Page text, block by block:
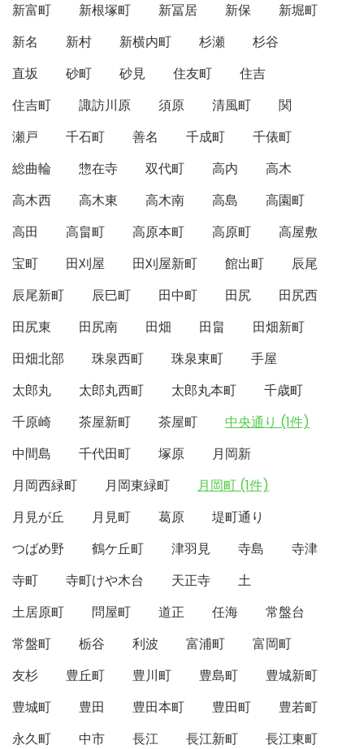
新富町
新根塚町 新冨居 新保
新堀町
新名
新村 新横内町 杉瀬
杉谷
直坂
砂町 砂見 住友町
住吉
住吉町
諏訪川原 須原 清風町
関
瀬戸
千石町 善名 千成町
千俵町
総曲輪
惣在寺 双代町 高内
高木
高木西
高木東 高木南 高島
高園町
高田
高畠町 高原本町 高原町
高屋敷
宝町
田刈屋 田刈屋新町 館出町
辰尾
辰尾新町
辰巳町 田中町 田尻
田尻西
田尻東
田尻南 田畑 田畠
田畑新町
田畑北部
珠泉西町 珠泉東町
手屋
太郎丸
太郎丸西町 太郎丸本町
千歳町
千原崎
茶屋新町 茶屋町
中央通り (1件)
中間島
千代田町 塚原
月岡新
月岡西緑町
月岡東緑町
月岡町 (1件)
月見が丘
月見町 葛原
堤町通り
つばめ野
鶴ケ丘町 津羽見 寺島
寺津
寺町
寺町けや木台 天正寺
土
土居原町
問屋町 道正 任海
常盤台
常盤町
栃谷 利波 富浦町
富岡町
友杉
豊丘町 豊川町 豊島町
豊城新町
豊城町
豊田 豊田本町 豊田町
豊若町
永久町
中市 長江 長江新町
長江東町